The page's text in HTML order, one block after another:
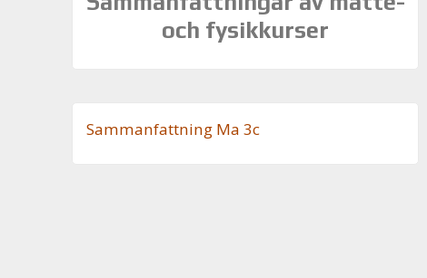
och fysikkurser
Sam­man­fatt­ning Ma 3c